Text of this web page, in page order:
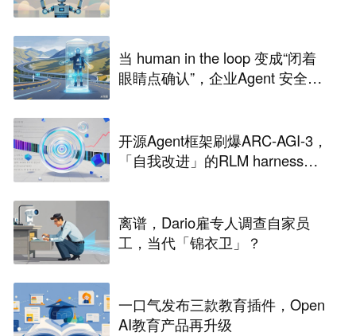
当 human in the loop 变成“闭着
眼睛点确认”，企业Agent 安全还
开源Agent框架刷爆ARC-AGI-3，
「自我改进」的RLM harness引
离谱，Dario雇专人调查自家员
工，当代「锦衣卫」？
一口气发布三款教育插件，Open
AI教育产品再升级